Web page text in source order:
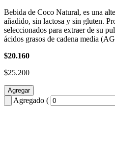
Bebida de Coco Natural, es una
añadido, sin lactosa y sin gluten.
seleccionados para extraer de su
ácidos grasos de cadena media
$20.160
$25.200
Agregar
Agregado (